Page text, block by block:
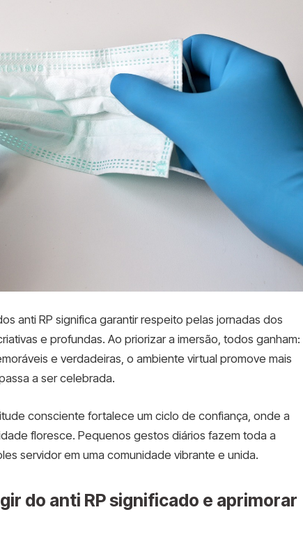
anti RP significa garantir respeito pelas jornadas dos
e profundas. Ao priorizar a imersão, todos ganham:
e verdadeiras, o ambiente virtual promove mais
a ser celebrada.
consciente fortalece um ciclo de confiança, onde a
floresce. Pequenos gestos diários fazem toda a
servidor em uma comunidade vibrante e unida.
do anti RP significado e aprimorar